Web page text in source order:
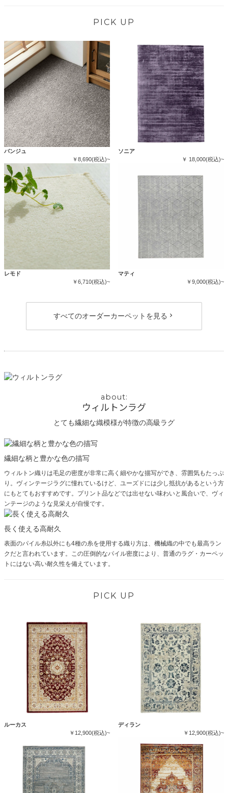
PICK UP
バンジュ
￥8,690(税込)~
ソニア
￥ 18,000(税込)~
レモド
￥6,710(税込)~
マティ
￥9,000(税込)~
すべてのオーダーカーペットを見る
ウィルトンラグ
とても繊細な織模様が特徴の高級ラグ
繊細な柄と豊かな色の描写
ウィルトン織りは毛足の密度が非常に高く細やかな描写ができ、雰囲気もたっぷ
り。ヴィンテージラグに憧れているけど、ユーズドには少し抵抗があるという方
にもとてもおすすめです。プリント品などでは出せない味わいと風合いで、ヴィ
ンテージのような見栄えが自慢です。
長く使える高耐久
表面のパイル糸以外にも4種の糸を使用する織り方は、機械織の中でも最高ラン
クだと言われています。この圧倒的なパイル密度により、普通のラグ・カーペッ
トにはない高い耐久性を備えています。
PICK UP
ルーカス
￥12,900(税込)~
ディラン
￥12,900(税込)~